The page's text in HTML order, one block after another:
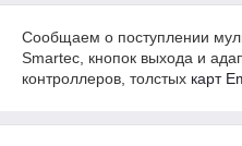
Сообщаем о поступлении
Smartec, кнопок выхода и
контроллеров, толстых карт